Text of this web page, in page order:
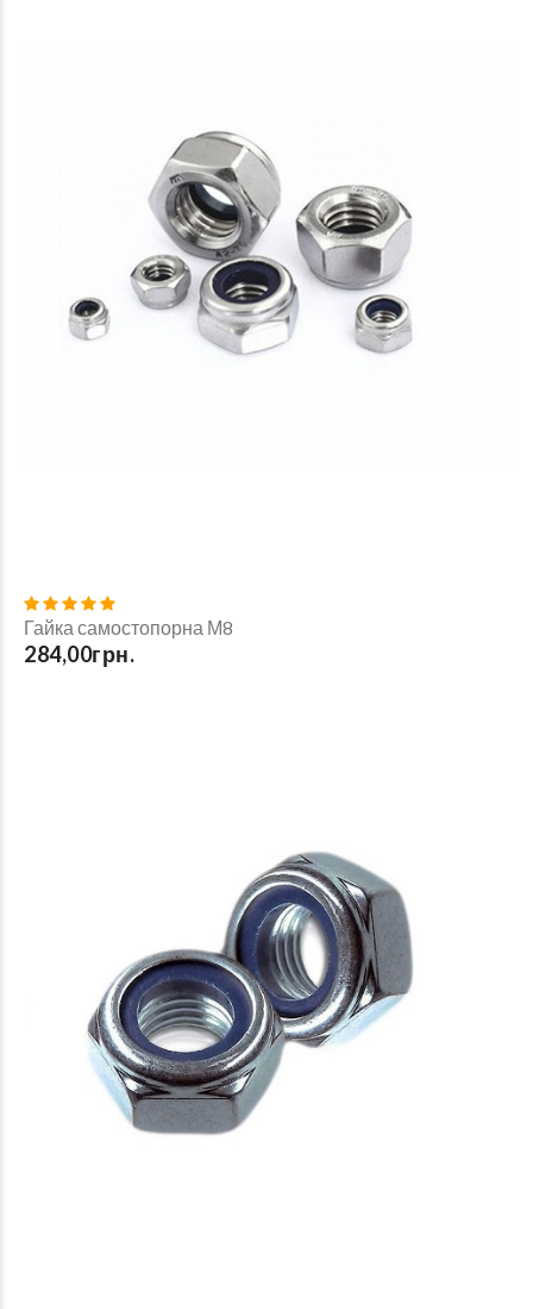
Гайка самостопорна М8
284,00грн.